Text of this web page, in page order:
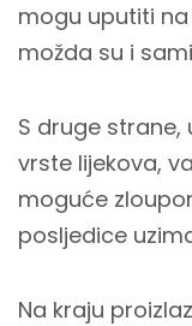
mogu uputiti na
možda su i
S druge
vrste lijekova,
moguće
posljedice
Na kraju